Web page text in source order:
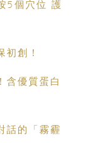
5個穴位 護
初創！
含優質蛋白
話的「霧霾